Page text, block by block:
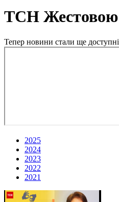
ТСН
Тепер новини стали ще
2025
2024
2023
2022
2021